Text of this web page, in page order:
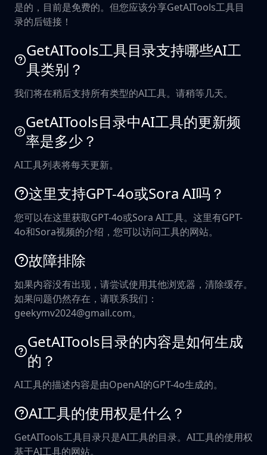
是的，目前是免费的。但您应该分享GetAITools工具目
录的后链接！
GetAITools工具目录支持哪些AI工
具类别？
我们将在稍后支持所有类型的AI工具。请稍等几天。
GetAITools目录中AI工具的更新频
率是多少？
AI工具列表将每天更新。
这里支持GPT-4o或Sora AI吗？
您可以在这里获取GPT-4o或Sora AI工具。这里有GPT-
4o和Sora视频的介绍，您可以访问工具的网站。
故障排除
如果内容没有出现，请尝试使用其他浏览器，清除缓存。
如果问题仍然存在，请联系我们：
geekymv2024@gmail.com。
GetAITools目录的内容是如何生成
的？
AI工具的描述内容是由OpenAI的GPT-4o生成的。
AI工具的使用权是什么？
GetAITools工具目录只是AI工具的目录。AI工具的使用权
基于AI工具的网站。